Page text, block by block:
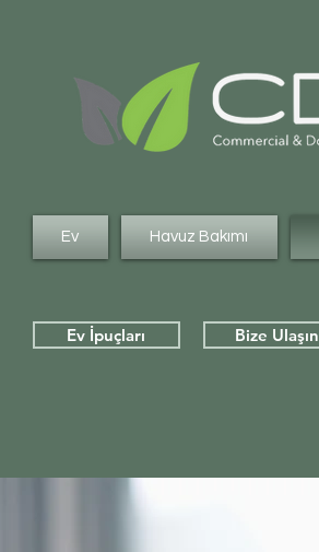
Ev Havuz Bakımı
Ev İpuçları Bize Ulaşın